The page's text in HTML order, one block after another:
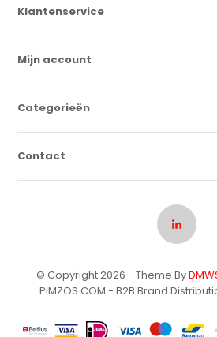
Klantenservice
Mijn account
Categorieën
Contact
© Copyright 2026 - Theme By
PIMZOS.COM - B2B Brand